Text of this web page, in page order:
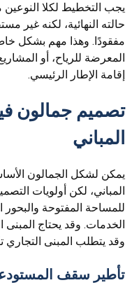
يجب التخطيط لكلا
حالته النهائية، لكنه غير
مفقودًا. وهذا مهم بشكل خاص
المعرضة للرياح، أو
إقامة الإطار الرئيسي.
تصميم جمالون
المباني
يمكن لشكل الجمالون
المباني، لكن أولويات
للمساحة المفتوحة
الخدمات. وقد يحتاج المبنى
وقد يتطلب المبنى
تأطير سقف